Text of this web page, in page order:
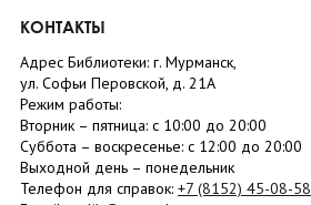
КОНТАКТЫ
Адрес Библиотеки: г. Мурманск,
ул. Софьи Перовской, д. 21А
Режим работы:
Вторник – пятница: с 10:00 до 20:00
Суббота – воскресенье: c 12:00 до 20:00
Выходной день – понедельник
Телефон для справок: +7 (8152) 45-08-58